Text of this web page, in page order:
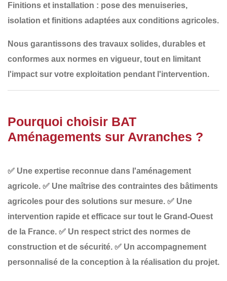
Finitions et installation : pose des menuiseries,
isolation et finitions adaptées aux conditions agricoles.
Nous garantissons des travaux solides, durables et
conformes aux normes en vigueur, tout en limitant
l'impact sur votre exploitation pendant l'intervention.
Pourquoi choisir BAT
Aménagements sur Avranches ?
✅ Une expertise reconnue dans l'aménagement
agricole. ✅ Une maîtrise des contraintes des bâtiments
agricoles pour des solutions sur mesure. ✅ Une
intervention rapide et efficace sur tout le Grand-Ouest
de la France. ✅ Un respect strict des normes de
construction et de sécurité. ✅ Un accompagnement
personnalisé de la conception à la réalisation du projet.